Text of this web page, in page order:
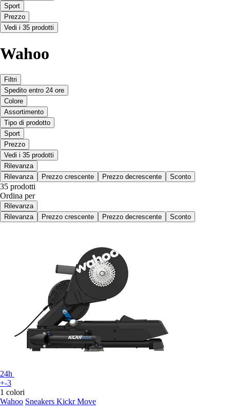
Sport
Prezzo
Vedi i 35 prodotti
Wahoo
Filtri
Spedito entro 24 ore
Colore
Assortimento
Tipo di prodotto
Sport
Prezzo
Vedi i 35 prodotti
Rilevanza
Rilevanza
Prezzo crescente Prezzo decrescente Sconto
35 prodotti
Ordina per
Rilevanza
Rilevanza
Prezzo crescente Prezzo decrescente Sconto
24h
+-3
1 colori
Wahoo Sneakers Kickr Move